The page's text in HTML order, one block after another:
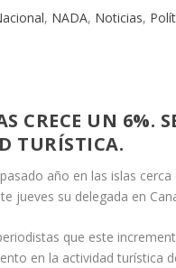
, NADA, Noticias,
CRECE UN 6%.
TURÍSTICA.
año en las islas
jueves su delegada en
que este
en la actividad turística